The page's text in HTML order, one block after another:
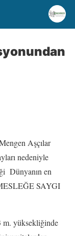
Aşçılar
nedeniyle
Dünyanın en
SAYGI
m. yüksekliğinde